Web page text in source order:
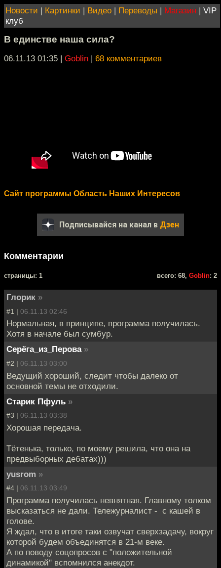
Новости | Картинки | Видео | Переводы | Магазин | VIP
клуб
В единстве наша сила?
06.11.13 01:35 | Goblin | 68 комментариев
Сайт программы Область Наших Интересов
Подписывайся на канал в Дзен
Комментарии
cтраницы: 1 всего: 68, Goblin: 2
Глорик »
#1 | 06.11.13 02:46
Нормальная, в принципе, программа получилась.
Хотя в начале был сумбур.
Серёга_из_Перова »
#2 | 06.11.13 03:00
Ведущий хороший, следит чтобы далеко от
основной темы не отходили.
Старик Пфуль »
#3 | 06.11.13 03:38
Хорошая передача.
Тётенька, только, по моему решила, что она на
предвыборных дебатах)))
yusrom »
#4 | 06.11.13 03:49
Программа получилась невнятная. Главному толком
высказаться не дали. Тележурналист - с кашей в
голове.
Я ждал, что в итоге таки озвучат сверхзадачу, вокруг
которой будем объединятся в 21-м веке.
А по поводу соцопросов с "положительной
динамикой" вспомнился анекдот.